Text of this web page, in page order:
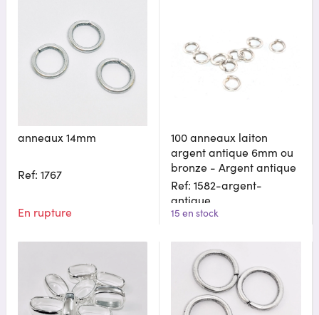
anneaux 14mm
Ref: 1767
En rupture
100 anneaux laiton
argent antique 6mm ou
bronze - Argent antique
Ref: 1582-argent-
antique
15 en stock